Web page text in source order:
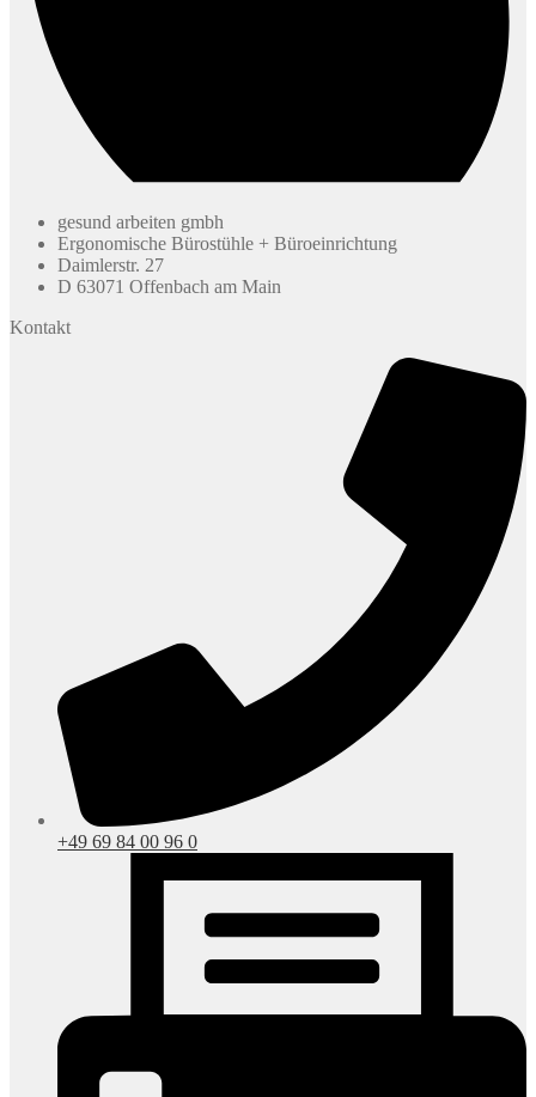
gesund arbeiten gmbh
Ergonomische Bürostühle + Büroeinrichtung
Daimlerstr. 27
D 63071 Offenbach am Main
Kontakt
+49 69 84 00 96 0